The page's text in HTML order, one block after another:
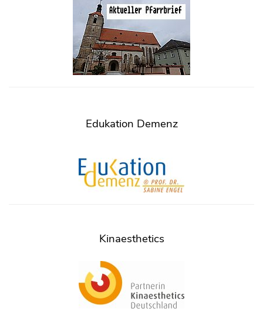
Edukation Demenz
Kinaesthetics